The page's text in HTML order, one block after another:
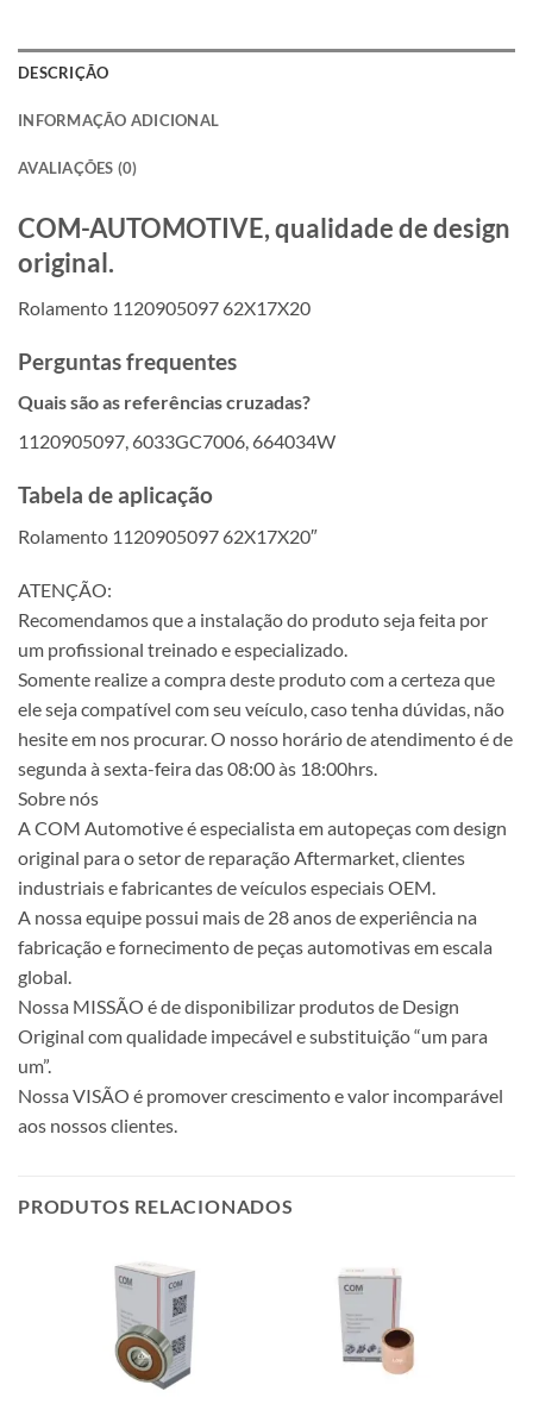
DESCRIÇÃO
INFORMAÇÃO ADICIONAL
AVALIAÇÕES (0)
COM-AUTOMOTIVE, qualidade de design
original.
Rolamento 1120905097 62X17X20
Perguntas frequentes
Quais são as referências cruzadas?
1120905097, 6033GC7006, 664034W
Tabela de aplicação
Rolamento 1120905097 62X17X20″
ATENÇÃO:
Recomendamos que a instalação do produto seja feita por
um profissional treinado e especializado.
Somente realize a compra deste produto com a certeza que
ele seja compatível com seu veículo, caso tenha dúvidas, não
hesite em nos procurar. O nosso horário de atendimento é de
segunda à sexta-feira das 08:00 às 18:00hrs.
Sobre nós
A COM Automotive é especialista em autopeças com design
original para o setor de reparação Aftermarket, clientes
industriais e fabricantes de veículos especiais OEM.
A nossa equipe possui mais de 28 anos de experiência na
fabricação e fornecimento de peças automotivas em escala
global.
Nossa MISSÃO é de disponibilizar produtos de Design
Original com qualidade impecável e substituição “um para
um”.
Nossa VISÃO é promover crescimento e valor incomparável
aos nossos clientes.
PRODUTOS RELACIONADOS